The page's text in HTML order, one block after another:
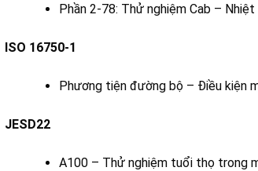
Phần 2-78: Thử nghiệm Cab –
ISO 16750-1
Phương tiện đường bộ – Điều kiện
JESD22
A100 – Thử nghiệm tuổi thọ trong